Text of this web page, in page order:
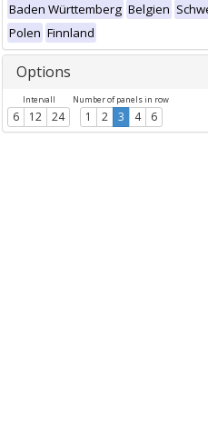
Baden Württemberg Belgien
Polen Finnland
Options
Intervall
6 12 24
Number of panels in row
1 2 3 4 6